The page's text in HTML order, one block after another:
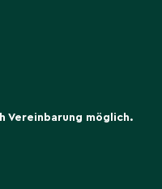
Vereinbarung möglich.